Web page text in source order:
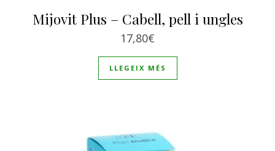
Mijovit Plus – Cabell, pell i ungles
17,80€
LLEGEIX MÉS